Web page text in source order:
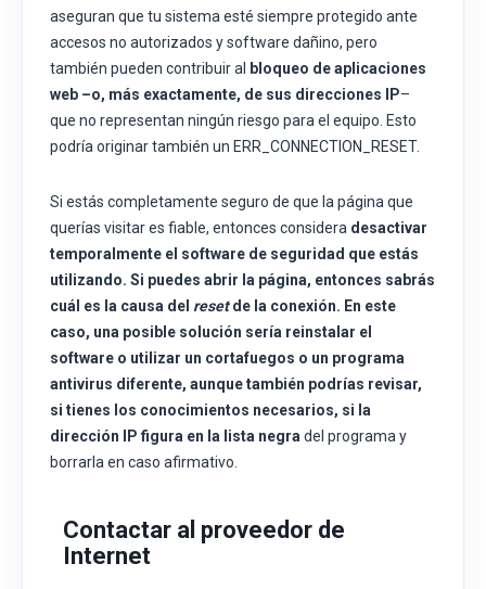
aseguran que tu sistema esté siempre protegido ante
accesos no autorizados y software dañino, pero
también pueden contribuir al
bloqueo de aplicaciones
web –o, más exactamente, de sus direcciones IP–
que no representan ningún riesgo para el equipo. Esto
podría originar también un ERR_CONNECTION_RESET.
Si estás completamente seguro de que la página que
querías visitar es fiable, entonces considera desactivar
temporalmente el software de seguridad que estás
utilizando. Si puedes abrir la página, entonces sabrás
cuál es la causa del resetde la conexión. En este
caso, una posible solución sería reinstalar el
software o utilizar un cortafuegos o un programa
antivirus diferente, aunque también podrías revisar,
si tienes los conocimientos necesarios, si la
dirección IP figura en la lista negra del programa y
borrarla en caso afirmativo.
Contactar al proveedor de
Internet